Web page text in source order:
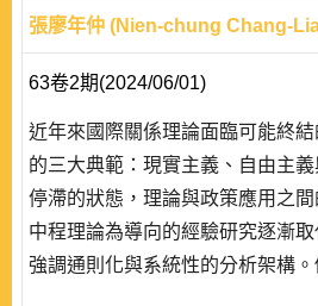
張廖年仲 (Nien-chung Chang-
63卷2期(2024/06/01)
近年來國際關係理論面臨可能終
的三大典範：現實主義、自由主
停滯的狀態，理論與政策應用之
中程理論為導向的經驗研究逐漸
強調通則化與系統性的分析架構